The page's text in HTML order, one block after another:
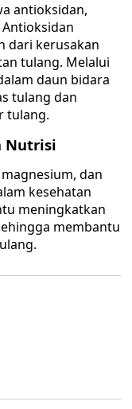
antioksidan,
dari kerusakan
tulang. Melalui
daun bidara
tulang dan
tulang.
Nutrisi
dan
kesehatan
meningkatkan
membantu